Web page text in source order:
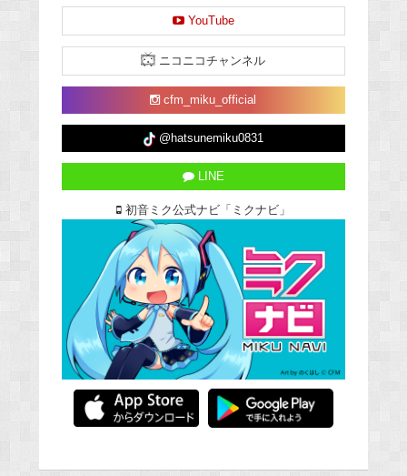
YouTube
ニコニコチャンネル
cfm_miku_official
@hatsunemiku0831
LINE
初音ミク公式ナビ「ミクナビ」